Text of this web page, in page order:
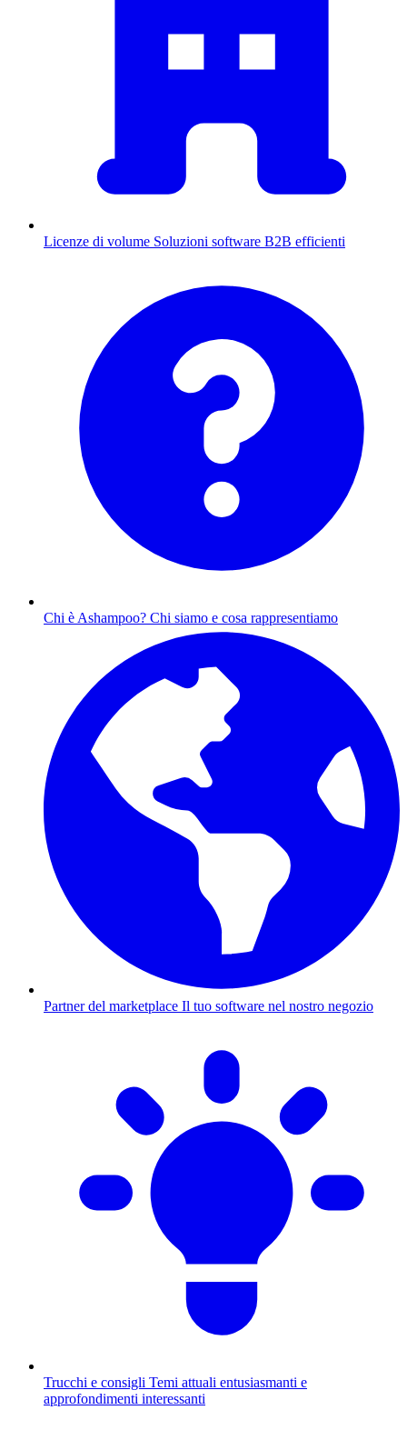
Licenze di volume Soluzioni software B2B efficienti
Chi è Ashampoo? Chi siamo e cosa rappresentiamo
Partner del marketplace Il tuo software nel nostro negozio
Trucchi e consigli Temi attuali entusiasmanti e
approfondimenti interessanti